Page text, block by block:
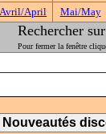
Avril/April Mai/May
Rechercher
Pour fermer la fenêtre